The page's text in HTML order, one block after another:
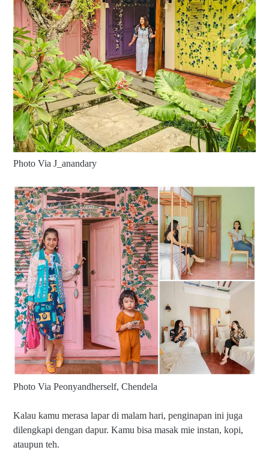
Photo Via J_anandary
Photo Via Peonyandherself, Chendela
Kalau kamu merasa lapar di malam hari, penginapan ini juga
dilengkapi dengan dapur. Kamu bisa masak mie instan, kopi,
ataupun teh.